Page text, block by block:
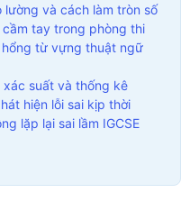
và cách làm tròn số
tay trong phòng thi
hổng từ vựng thuật ngữ
xác suất và thống kê
hiện lỗi sai kịp thời
lặp lại sai lầm IGCSE